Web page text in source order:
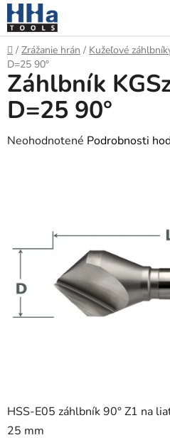
Prejsť
na
obsah
Domov
/ Zrážanie hrán / Kužeľové
D=25 90°
HSS-E05 záhlbník 90° Z1 na
25 mm
Záhlbník
D=25 90°
Priemerné
hviezdičiek.
Neohodnotené Podrobnosti